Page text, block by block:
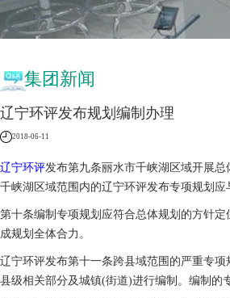
集团新闻
辽宁环评发布规划编制办理
2018-06-11
辽宁环评发布第九条丽水市千峡湖区域开展
千峡湖区域范围内的辽宁环评发布专项规划应
第十条编制专项规划应符合总体规划的方针
成规划全体合力。
辽宁环评发布第十一条跨县域范围的严重专
县级相关部分及城镇(街道)进行编制。编制的